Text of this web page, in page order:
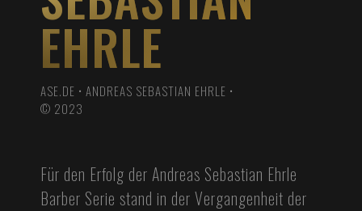
EHRLE
ASE.DE • ANDREAS SEBASTIAN EHRLE •
© 2023
Für den Erfolg der Andreas Sebastian Ehrle
Barber Serie stand in der Vergangenheit der